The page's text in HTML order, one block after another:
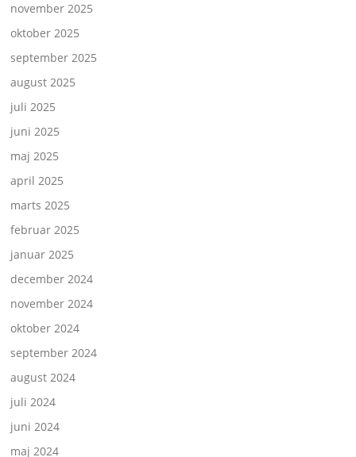
november 2025
oktober 2025
september 2025
august 2025
juli 2025
juni 2025
maj 2025
april 2025
marts 2025
februar 2025
januar 2025
december 2024
november 2024
oktober 2024
september 2024
august 2024
juli 2024
juni 2024
maj 2024